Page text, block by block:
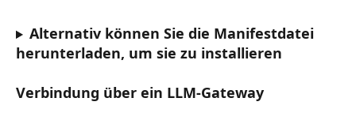
Alternativ können Sie die Manifestdatei
herunterladen, um sie zu installieren
Verbindung über ein LLM-Gateway